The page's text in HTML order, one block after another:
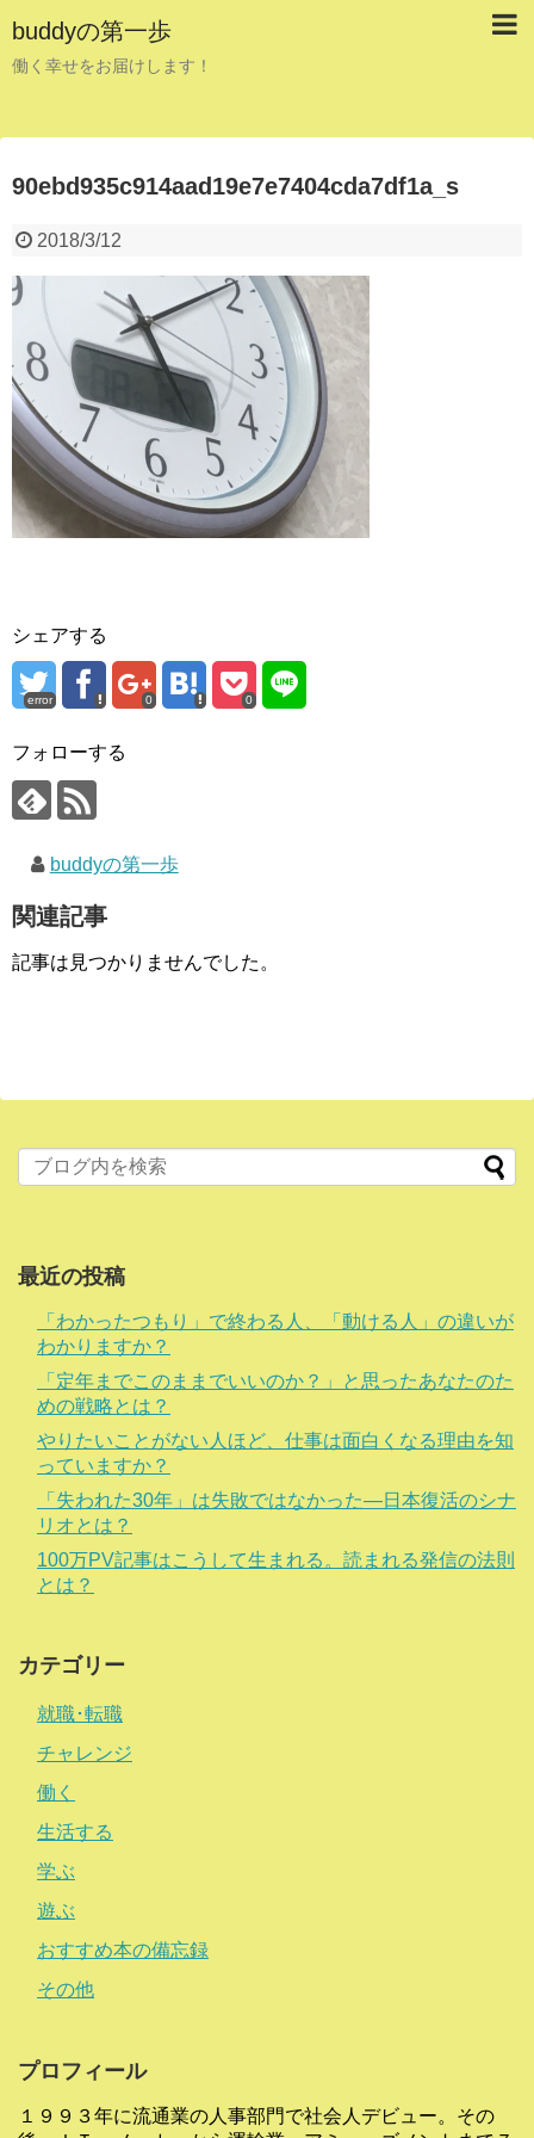
buddyの第一歩
働く幸せをお届けします！
90ebd935c914aad19e7e7404cda7df1a_s
2018/3/12
シェアする
error 0 0
フォローする
buddyの第一歩
関連記事
記事は見つかりませんでした。
最近の投稿
「わかったつもり」で終わる人、「動ける人」の違いが
わかりますか？
「定年までこのままでいいのか？」と思ったあなたのた
めの戦略とは？
やりたいことがない人ほど、仕事は面白くなる理由を知
っていますか？
「失われた30年」は失敗ではなかった―日本復活のシナ
リオとは？
100万PV記事はこうして生まれる。読まれる発信の法則
とは？
カテゴリー
就職･転職
チャレンジ
働く
生活する
学ぶ
遊ぶ
おすすめ本の備忘録
その他
プロフィール
１９９３年に流通業の人事部門で社会人デビュー。その